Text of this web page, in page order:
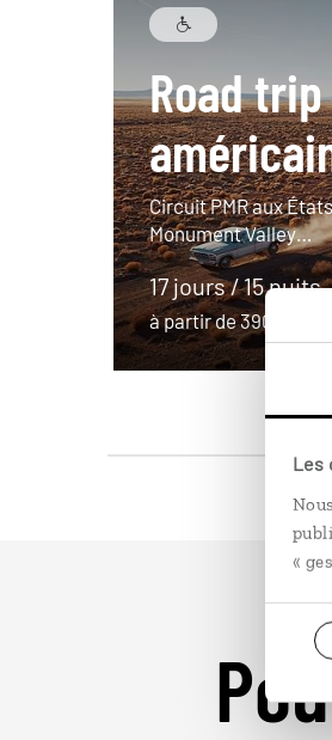
Les
«
Road trip
Circuit PMR aux
Monument Valley…
17 jours / 15 nuits
à partir de 3900€